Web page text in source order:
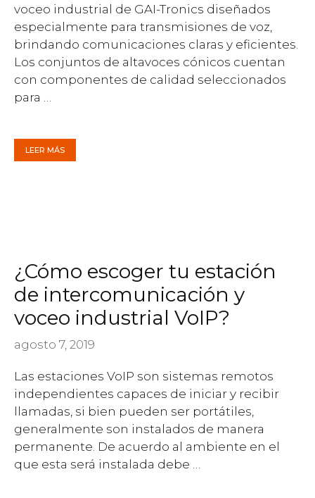
voceo industrial de GAI-Tronics diseñados
especialmente para transmisiones de voz,
brindando comunicaciones claras y eficientes.
Los conjuntos de altavoces cónicos cuentan
con componentes de calidad seleccionados
para …
LEER MÁS
¿Cómo escoger tu estación
de intercomunicación y
voceo industrial VoIP?
agosto 7, 2019
Las estaciones VoIP son sistemas remotos
independientes capaces de iniciar y recibir
llamadas, si bien pueden ser portátiles,
generalmente son instalados de manera
permanente. De acuerdo al ambiente en el
que esta será instalada debe …